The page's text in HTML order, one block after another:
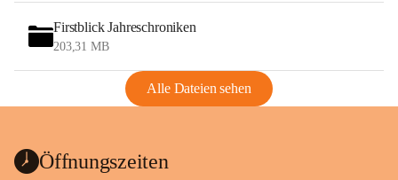
Firstblick Jahreschroniken
203,31 MB
Alle Dateien sehen
Öffnungszeiten